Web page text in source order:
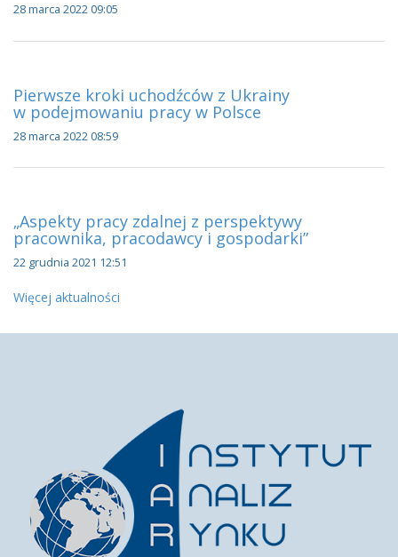
28 marca 2022 09:05
Pierwsze kroki uchodźców z Ukrainy
w podejmowaniu pracy w Polsce
28 marca 2022 08:59
„Aspekty pracy zdalnej z perspektywy
pracownika, pracodawcy i gospodarki”
22 grudnia 2021 12:51
Więcej aktualności